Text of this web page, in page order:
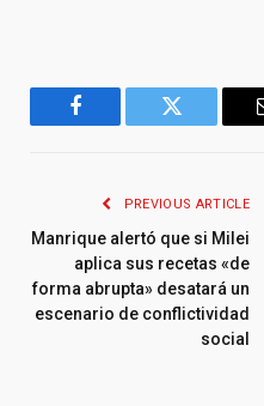
Facebook Twitter
PREVIOUS ARTICLE
Manrique alertó que si Milei
aplica sus recetas «de
forma abrupta» desatará un
escenario de conflictividad
social